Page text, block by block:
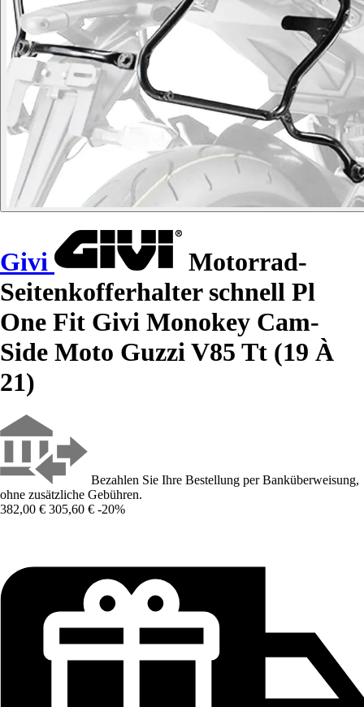
Givi
Motorrad-
Seitenkofferhalter schnell Pl
One Fit Givi Monokey Cam-
Side Moto Guzzi V85 Tt (19 À
21)
Bezahlen Sie Ihre Bestellung per Banküberweisung,
ohne zusätzliche Gebühren.
382,00 € 305,60 € -20%